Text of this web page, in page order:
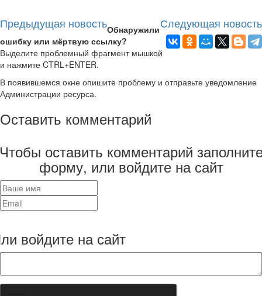
Предыдущая новость Следующая новость
Обнаружили
ошибку или мёртвую ссылку?
Выделите проблемный фрагмент мышкой
и нажмите CTRL+ENTER.
В появившемся окне опишите проблему и отправьте уведомление
Администрации ресурса.
Оставить комментарий
оставить комментарий
форму, или войдите на сайт
войдите на сайт